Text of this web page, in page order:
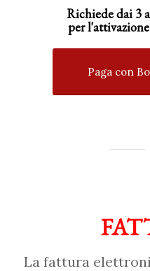
Richiede dai 3
perl'attivazione
Paga con
La fattura